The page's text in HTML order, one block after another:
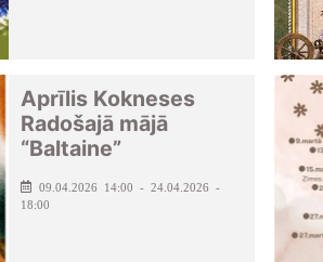
Aprīlis Kokneses
Radošajā mājā
“Baltaine”
09.04.2026 14:00 - 24.04.2026 -
18:00